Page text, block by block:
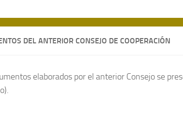
DEL ANTERIOR CONSEJO DE COOPERACIÓN
elaborados por el anterior Consejo se